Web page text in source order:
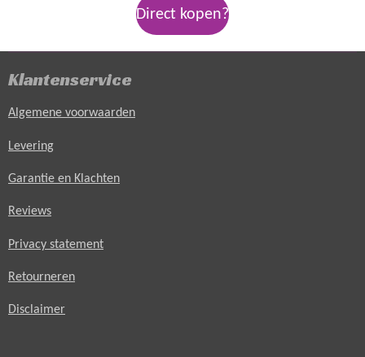
Direct kopen?
Klantenservice
Algemene voorwaarden
Levering
Garantie en Klachten
Reviews
Privacy statement
Retourneren
Disclaimer